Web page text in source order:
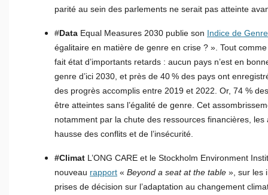
parité au sein des parlements ne serait pas atteinte
#Data Equal Measures 2030 publie son Indice de
égalitaire en matière de genre en crise ? ». Tout
fait état d’importants retards : aucun pays n’est en
genre d’ici 2030, et près de 40 % des pays ont
des progrès accomplis entre 2019 et 2022. Or, 74 %
être atteintes sans l’égalité de genre. Cet
notamment par la chute des ressources financières,
hausse des conflits et de l’insécurité.
#Climat L’ONG CARE et le Stockholm Environment
nouveau rapport « Beyond a seat at the table », sur les
prises de décision sur l’adaptation au changement